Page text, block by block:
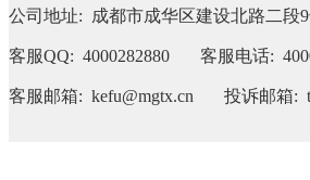
公司地址: 成都市成华区建设北路二段
客服QQ: 4000282880 客服电话:
客服邮箱: kefu@mgtx.cn 投诉邮箱: